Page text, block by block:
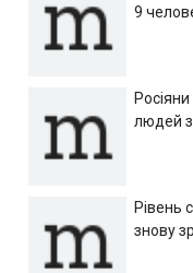
9
людей
Рівень
знову